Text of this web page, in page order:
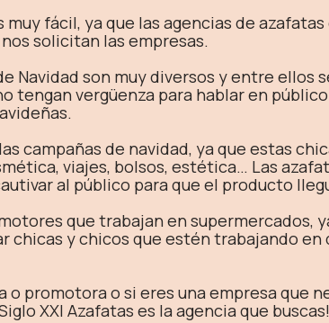
fácil, ya que las agencias de
solicitan las empresas.
Navidad son muy diversos y entre ellos
tengan vergüenza para hablar en
campañas de navidad, ya que estas
viajes, bolsos, estética… Las
al público para que el producto
que trabajan en supermercados,
y chicos que estén trabajando
promotora o si eres una empresa que
XXI Azafatas es la agencia que buscas!